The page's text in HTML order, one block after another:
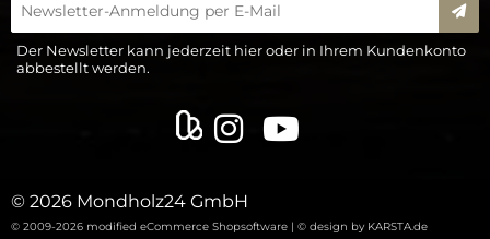
Der Newsletter kann jederzeit hier oder in Ihrem Kundenkonto
abbestellt werden.
© 2026 Mondholz24 GmbH
© 2009-2026 modified eCommerce Shopsoftware | © design by KARSTA.de